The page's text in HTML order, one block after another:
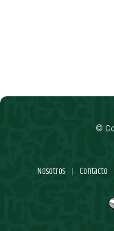
Nosotros | Contacto
©